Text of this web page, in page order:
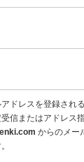
アドレスを登録され
受信またはアドレス
からのメー